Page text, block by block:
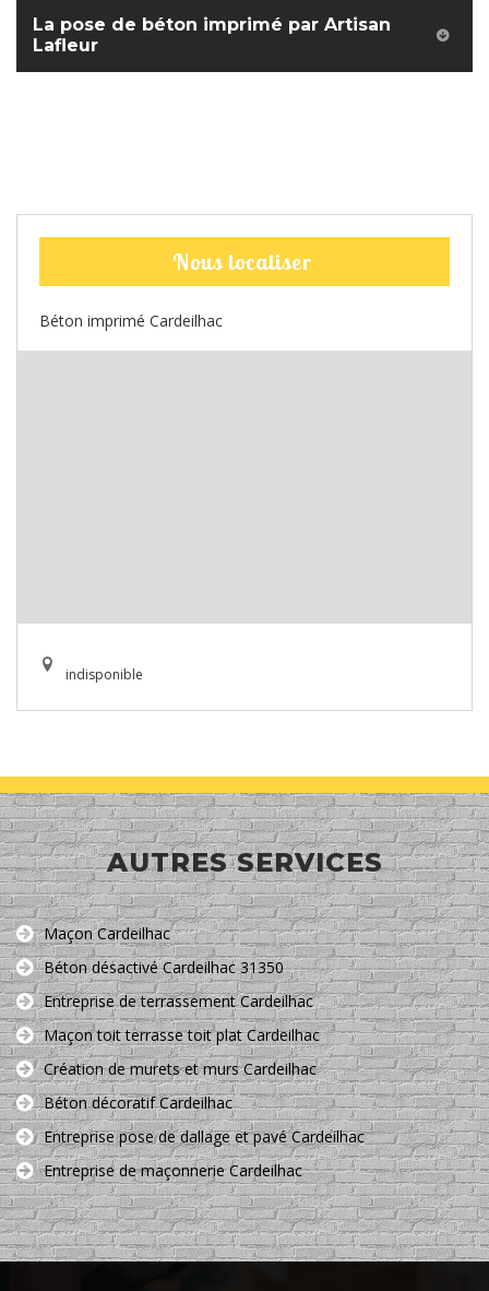
La pose de béton imprimé par Artisan
Lafleur
Nous localiser
Béton imprimé Cardeilhac
indisponible
AUTRES SERVICES
Maçon Cardeilhac
Béton désactivé Cardeilhac 31350
Entreprise de terrassement Cardeilhac
Maçon toit terrasse toit plat Cardeilhac
Création de murets et murs Cardeilhac
Béton décoratif Cardeilhac
Entreprise pose de dallage et pavé Cardeilhac
Entreprise de maçonnerie Cardeilhac